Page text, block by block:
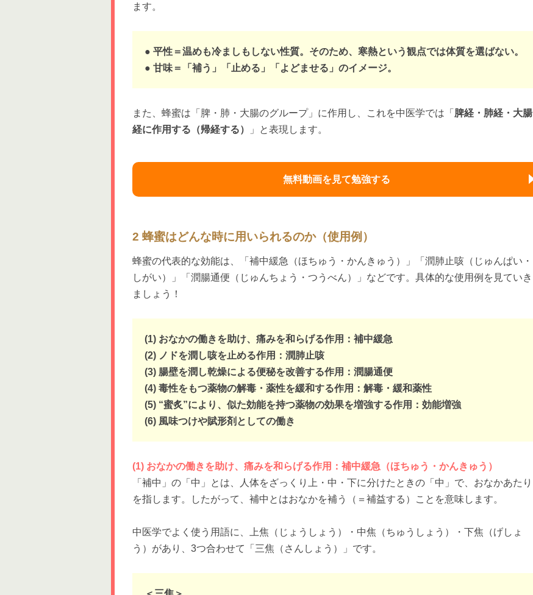
ます。
● 平性＝温めも冷ましもしない性質。そのため、寒熱という観点では体質を選ばない。
● 甘味＝「補う」「止める」「よどませる」のイメージ。
また、蜂蜜は「脾・肺・大腸のグループ」に作用し、これを中医学では「 脾経・肺経・大腸
経に作用する（帰経する）
」と表現します。
無料動画を見て勉強する
2 蜂蜜はどんな時に用いられるのか（使用例）
蜂蜜の代表的な効能は、「補中緩急（ほちゅう・かんきゅう）」「潤肺止咳（じゅんぱい・
しがい）」「潤腸通便（じゅんちょう・つうべん）」などです。具体的な使用例を見ていき
ましょう！
(1) おなかの働きを助け、痛みを和らげる作用：補中緩急
(2) ノドを潤し咳を止める作用：潤肺止咳
(3) 腸壁を潤し乾燥による便秘を改善する作用：潤腸通便
(4) 毒性をもつ薬物の解毒・薬性を緩和する作用：解毒・緩和薬性
(5) “蜜炙”により、似た効能を持つ薬物の効果を増強する作用：効能増強
(6) 風味つけや賦形剤としての働き
(1) おなかの働きを助け、痛みを和らげる作用：補中緩急（ほちゅう・かんきゅう）
「補中」の「中」とは、人体をざっくり上・中・下に分けたときの「中」で、おなかあたり
を指します。したがって、補中とはおなかを補う（＝補益する）ことを意味します。
中医学でよく使う用語に、上焦（じょうしょう）・中焦（ちゅうしょう）・下焦（げしょ
う）があり、3つ合わせて「三焦（さんしょう）」です。